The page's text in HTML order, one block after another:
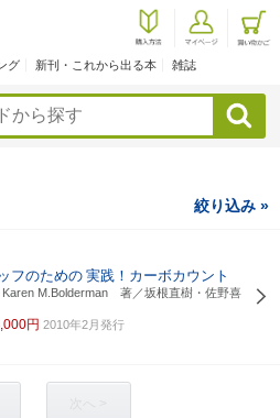
グ 新刊・これから出る本 雑誌
検索
絞り込み »
フのための 実践！カーボカウント
Karen M.Bolderman 著／坂根直樹・佐野喜
円 2010年2月発行